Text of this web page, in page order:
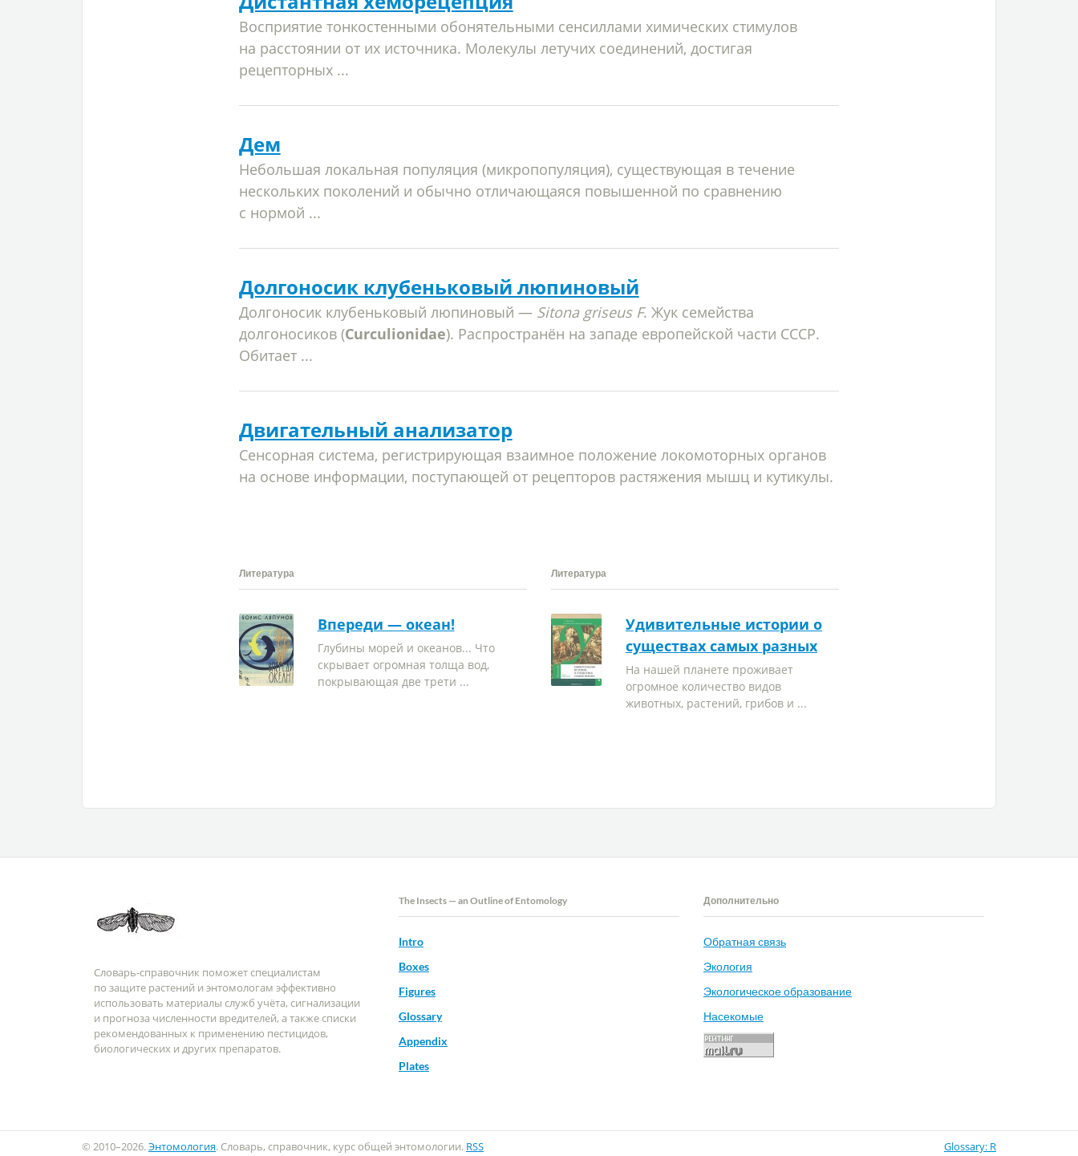
Восприятие тонкостенными обонятельными сенсиллами химических стимулов
на расстоянии от их источника. Молекулы летучих соединений, достигая
рецепторных ...
Дем
Небольшая локальная популяция (микропопуляция), существующая в течение
нескольких поколений и обычно отличающаяся повышенной по сравнению
с нормой ...
Долгоносик клубеньковый люпиновый
Долгоносик клубеньковый люпиновый — Sitona griseus F. Жук семейства
долгоносиков (Curculionidae). Распространён на западе европейской части СССР.
Обитает ...
Двигательный анализатор
Сенсорная система, регистрирующая взаимное положение локомоторных органов
на основе информации, поступающей от рецепторов растяжения мышц и кутикулы.
Литература
Впереди — океан!
Глубины морей и океанов... Что
скрывает огромная толща вод,
покрывающая две трети ...
Литература
Удивительные истории о
существах самых разных
На нашей планете проживает
огромное количество видов
животных, растений, грибов и ...
Словарь-справочник поможет специалистам
по защите растений и энтомологам эффективно
использовать материалы служб учёта, сигнализации
и прогноза численности вредителей, а также списки
рекомендованных к применению пестицидов,
биологических и других препаратов.
The Insects — an Outline of Entomology
Intro
Boxes
Figures
Glossary
Appendix
Plates
Дополнительно
Обратная связь
Экология
Экологическое образование
Насекомые
© 2010–2026.Энтомология. Словарь, справочник, курс общей энтомологии. RSS Glossary: R